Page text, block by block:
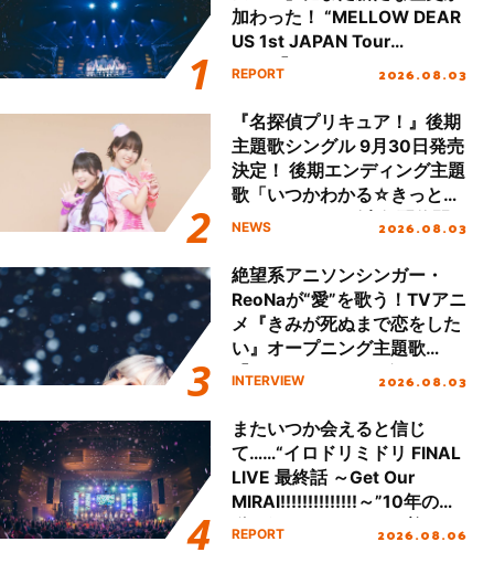
加わった！ “MELLOW DEAR
US 1st JAPAN Tour
Final「NICE to meet YOU
ート!!
REPORT 2026.08.03
『名探偵プリキュア！』後期
主題歌シングル 9月30日発売
決定！ 後期エンディング主題
歌「いつかわかる☆きっとあ
える」TVサイズ先行配信開
NEWS 2026.08.03
絶望系アニソンシンガー・
ReoNaが“愛”を歌う！TVアニ
メ『きみが死ぬまで恋をした
い』オープニング主題歌
「Amore」インタビュー
INTERVIEW 2026.08.03
またいつか会えると信じ
て……“イロドリミドリ FINAL
LIVE 最終話 ～Get Our
MIRAI!!!!!!!!!!!!!!～”10年の活
動を経てファイナルを迎える
REPORT 2026.08.06